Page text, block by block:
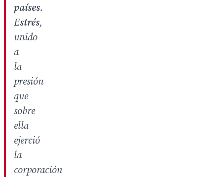
países.
Estrés,
unido
a
la
presión
que
sobre
ella
ejerció
la
corporación